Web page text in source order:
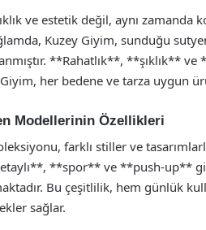
ve estetik değil, aynı zamanda
Kuzey Giyim, sunduğu
**Rahatlık**, **şıklık**
her bedene ve tarza uygun
Modellerinin Özellikleri
farklı stiller ve
**spor** ve **push-up**
Bu çeşitlilik, hem günlük
sağlar.